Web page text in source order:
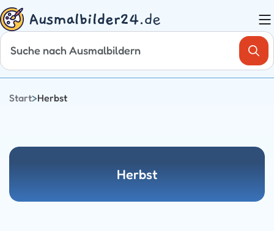
Zum
Inhalt
springen
Start>Herbst
Herbst